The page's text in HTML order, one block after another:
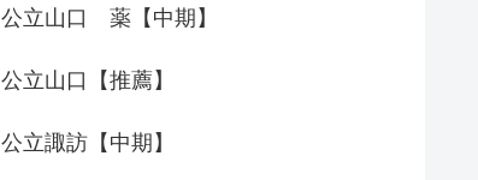
公立山口 薬【中期】
公立山口【推薦】
公立諏訪【中期】